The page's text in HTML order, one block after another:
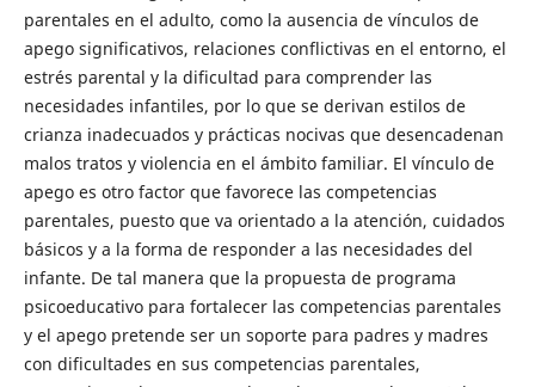
parentales en el adulto, como la ausencia de vínculos de
apego significativos, relaciones conflictivas en el entorno, el
estrés parental y la dificultad para comprender las
necesidades infantiles, por lo que se derivan estilos de
crianza inadecuados y prácticas nocivas que desencadenan
malos tratos y violencia en el ámbito familiar. El vínculo de
apego es otro factor que favorece las competencias
parentales, puesto que va orientado a la atención, cuidados
básicos y a la forma de responder a las necesidades del
infante. De tal manera que la propuesta de programa
psicoeducativo para fortalecer las competencias parentales
y el apego pretende ser un soporte para padres y madres
con dificultades en sus competencias parentales,